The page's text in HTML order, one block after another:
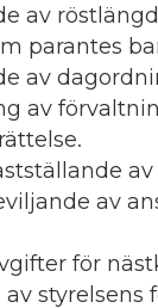
av
parantes
av
av
av
för
styrelsens